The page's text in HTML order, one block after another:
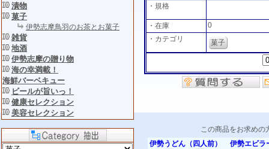
漬物
菓子
伊勢志摩鳥羽のお茶とお菓子
雑貨
地酒
伊勢志摩の贈り物
海の幸満載！
海鮮バーベキュー
ビールが旨いっ！
健康セレクション
美容セレクション
・規格
・在庫
0
・カテゴリ
菓子
この商品をお求めの
伊勢うどん（四人前）
伊勢エビラ